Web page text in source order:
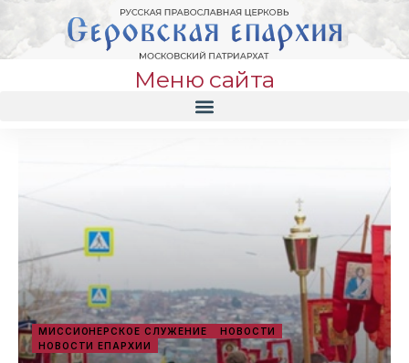
Меню сайта
МИССИОНЕРСКОЕ СЛУЖЕНИЕ
НОВОСТИ
НОВОСТИ ЕПАРХИИ